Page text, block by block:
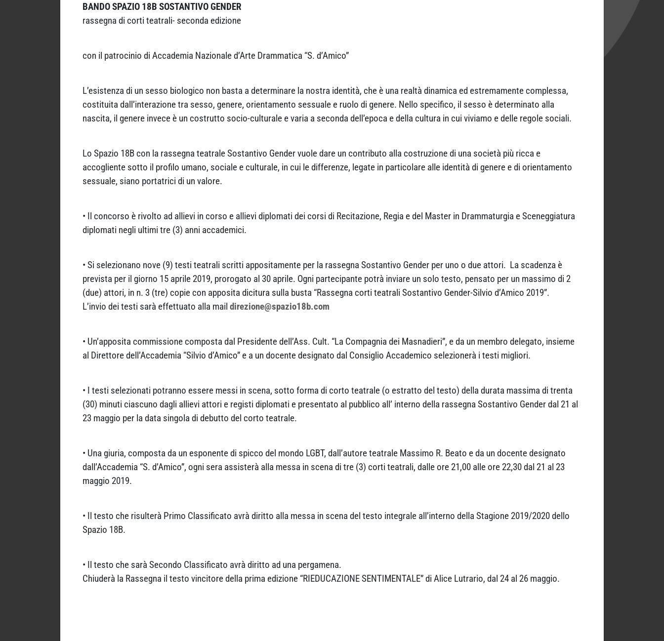
BANDO SPAZIO 18B SOSTANTIVO GENDER
rassegna di corti teatrali- seconda edizione
con il patrocinio di Accademia Nazionale d’Arte Drammatica “S. d’Amico”
L’esistenza di un sesso biologico non basta a determinare la nostra identità, che è una realtà dinamica ed estremamente complessa,
costituita dall’interazione tra sesso, genere, orientamento sessuale e ruolo di genere. Nello specifico, il sesso è determinato alla
nascita, il genere invece è un costrutto socio-culturale e varia a seconda dell’epoca e della cultura in cui viviamo e delle regole sociali.
Lo Spazio 18B con la rassegna teatrale Sostantivo Gender vuole dare un contributo alla costruzione di una società più ricca e
accogliente sotto il profilo umano, sociale e culturale, in cui le differenze, legate in particolare alle identità di genere e di orientamento
sessuale, siano portatrici di un valore.
• Il concorso è rivolto ad allievi in corso e allievi diplomati dei corsi di Recitazione, Regia e del Master in Drammaturgia e Sceneggiatura
diplomati negli ultimi tre (3) anni accademici.
• Si selezionano nove (9) testi teatrali scritti appositamente per la rassegna Sostantivo Gender per uno o due attori. La scadenza è
prevista per il giorno 15 aprile 2019, prorogato al 30 aprile. Ogni partecipante potrà inviare un solo testo, pensato per un massimo di 2
(due) attori, in n. 3 (tre) copie con apposita dicitura sulla busta “Rassegna corti teatrali Sostantivo Gender-Silvio d’Amico 2019”.
L’invio dei testi sarà effettuato alla mail direzione@spazio18b.com
• Un’apposita commissione composta dal Presidente dell’Ass. Cult. “La Compagnia dei Masnadieri”, e da un membro delegato, insieme
al Direttore dell’Accademia “Silvio d’Amico” e a un docente designato dal Consiglio Accademico selezionerà i testi migliori.
• I testi selezionati potranno essere messi in scena, sotto forma di corto teatrale (o estratto del testo) della durata massima di trenta
(30) minuti ciascuno dagli allievi attori e registi diplomati e presentato al pubblico all’ interno della rassegna Sostantivo Gender dal 21 al
23 maggio per la data singola di debutto del corto teatrale.
• Una giuria, composta da un esponente di spicco del mondo LGBT, dall’autore teatrale Massimo R. Beato e da un docente designato
dall’Accademia “S. d’Amico”, ogni sera assisterà alla messa in scena di tre (3) corti teatrali, dalle ore 21,00 alle ore 22,30 dal 21 al 23
maggio 2019.
• Il testo che risulterà Primo Classificato avrà diritto alla messa in scena del testo integrale all’interno della Stagione 2019/2020 dello
Spazio 18B.
• Il testo che sarà Secondo Classificato avrà diritto ad una pergamena.
Chiuderà la Rassegna il testo vincitore della prima edizione “RIEDUCAZIONE SENTIMENTALE” di Alice Lutrario, dal 24 al 26 maggio.